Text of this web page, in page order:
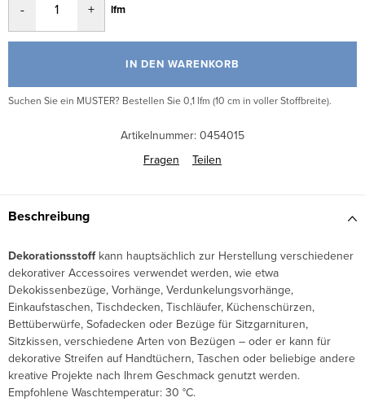
lfm
IN DEN WARENKORB
Suchen Sie ein MUSTER? Bestellen Sie 0,1 lfm (10 cm in voller Stoffbreite).
Artikelnummer: 0454015
Fragen
Teilen
Beschreibung
Dekorationsstoffkann hauptsächlich zur Herstellung verschiedener
dekorativer Accessoires verwendet werden, wie etwa
Dekokissenbezüge, Vorhänge, Verdunkelungsvorhänge,
Einkaufstaschen, Tischdecken, Tischläufer, Küchenschürzen,
Bettüberwürfe, Sofadecken oder Bezüge für Sitzgarnituren,
Sitzkissen, verschiedene Arten von Bezügen – oder er kann für
dekorative Streifen auf Handtüchern, Taschen oder beliebige andere
kreative Projekte nach Ihrem Geschmack genutzt werden.
Empfohlene Waschtemperatur: 30 °C.